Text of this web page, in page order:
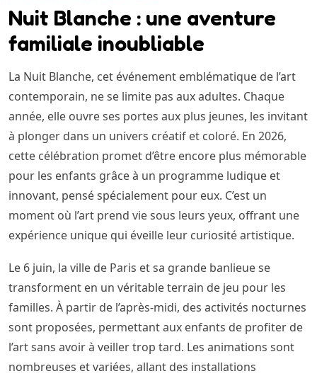
Nuit Blanche : une aventure
familiale inoubliable
La Nuit Blanche, cet événement emblématique de l’art
contemporain, ne se limite pas aux adultes. Chaque
année, elle ouvre ses portes aux plus jeunes, les invitant
à plonger dans un univers créatif et coloré. En 2026,
cette célébration promet d’être encore plus mémorable
pour les enfants grâce à un programme ludique et
innovant, pensé spécialement pour eux. C’est un
moment où l’art prend vie sous leurs yeux, offrant une
expérience unique qui éveille leur curiosité artistique.
Le 6 juin, la ville de Paris et sa grande banlieue se
transforment en un véritable terrain de jeu pour les
familles. À partir de l’après-midi, des activités nocturnes
sont proposées, permettant aux enfants de profiter de
l’art sans avoir à veiller trop tard. Les animations sont
nombreuses et variées, allant des installations